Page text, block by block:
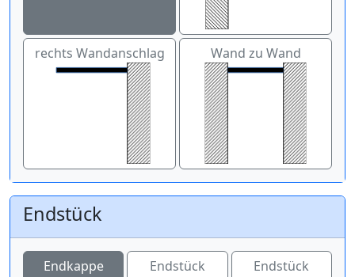
rechts Wandanschlag Wand zu Wand
Endstück
Endkappe
Endstück
Endstück